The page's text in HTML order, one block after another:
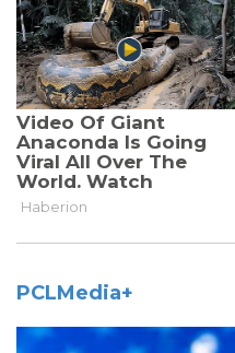
PCLMedia+